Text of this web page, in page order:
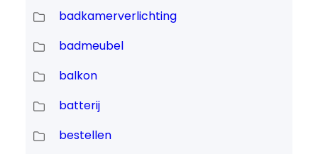
badkamerverlichting
badmeubel
balkon
batterij
bestellen